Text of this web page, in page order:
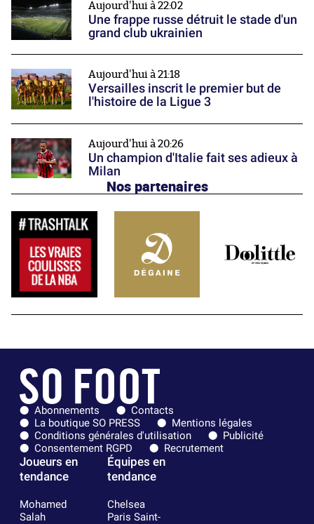
Aujourd'hui à 22:02
Une frappe russe détruit le stade d'un
grand club ukrainien
Aujourd'hui à 21:18
Versailles inscrit le premier but de
l'histoire de la Ligue 3
Aujourd'hui à 20:26
Un champion d'Italie fait ses adieux à
Milan
Nos partenaires
Abonnements
Contacts
La boutique SO PRESS
Mentions légales
Conditions générales d'utilisation
Publicité
Consentement RGPD
Recrutement
Joueurs en
tendance
Mohamed
Salah
Équipes en
tendance
Chelsea
Paris Saint-